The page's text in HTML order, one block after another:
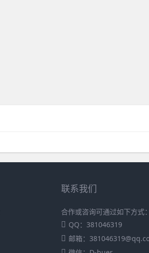
联系我们
合作或咨询可通过如下方式：
QQ：381046319
邮箱：